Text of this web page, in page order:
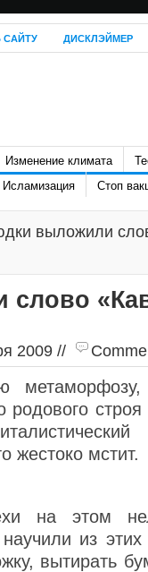
ДИСКЛЭЙМЕР
Изменение климата
Исламизация Стоп
выложили
2009 //
родового
жестоко мстит.
на этом
из
вытирать